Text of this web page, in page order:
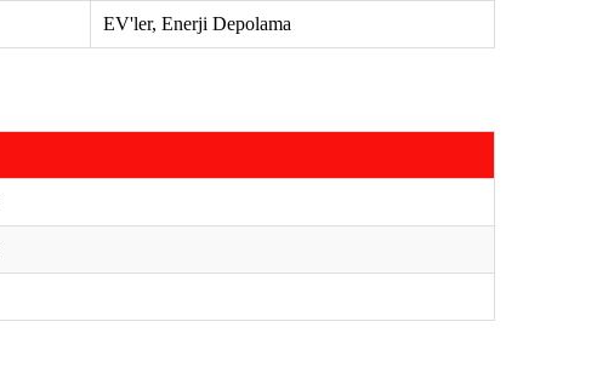
EV'ler, Enerji Depolama